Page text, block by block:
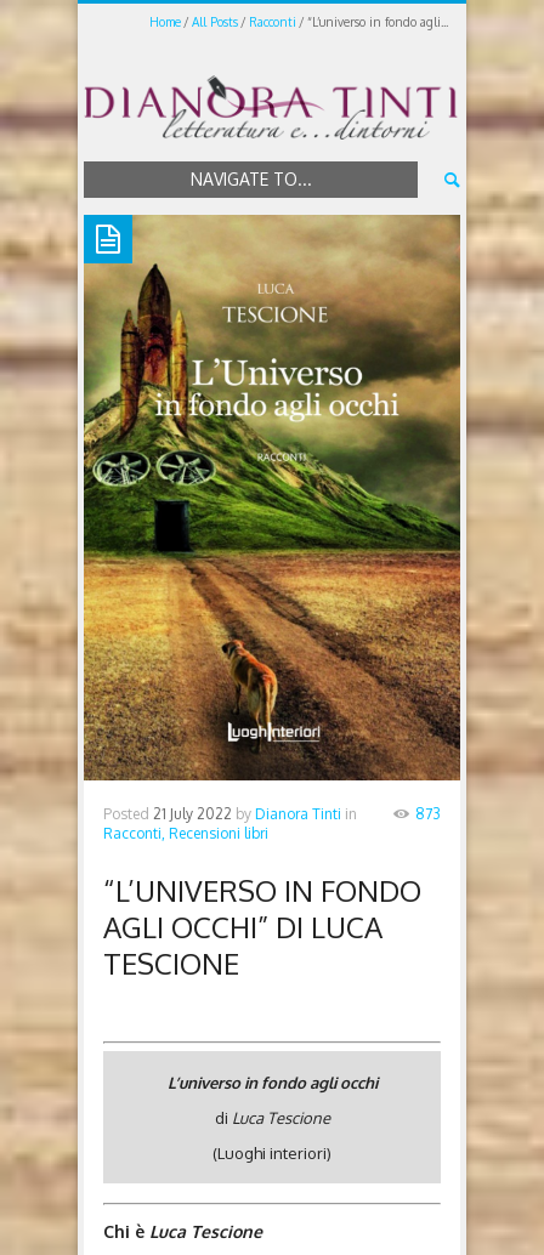
Home All Posts Racconti “L’universo in fondo agli...
NAVIGATE TO...
Posted 21 July 2022 by Dianora Tinti in
Racconti, Recensioni libri
873
“L’UNIVERSO IN FONDO
AGLI OCCHI” DI LUCA
TESCIONE
L’universo in fondo agli occhi
di Luca Tescione
(Luoghi interiori)
Chi è Luca Tescione